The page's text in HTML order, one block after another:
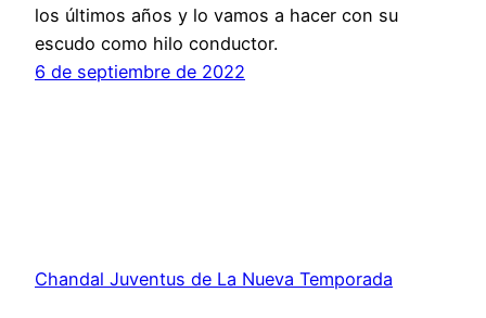
los últimos años y lo vamos a hacer con su
escudo como hilo conductor.
6 de septiembre de 2022
Chandal Juventus de La Nueva Temporada